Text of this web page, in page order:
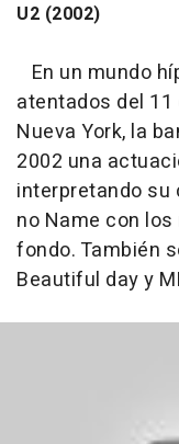
U2 (2002)
En un mundo
atentados del
Nueva York, la
2002 una
interpretando su
no Name con
fondo. También
Beautiful day y